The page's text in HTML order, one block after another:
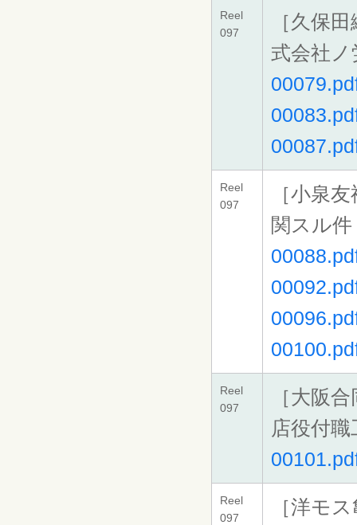
Reel
097
［久保
式会社
Reel
097
［小泉
関スル件
Reel
097
［大阪
店役付
Reel
097
［洋モ